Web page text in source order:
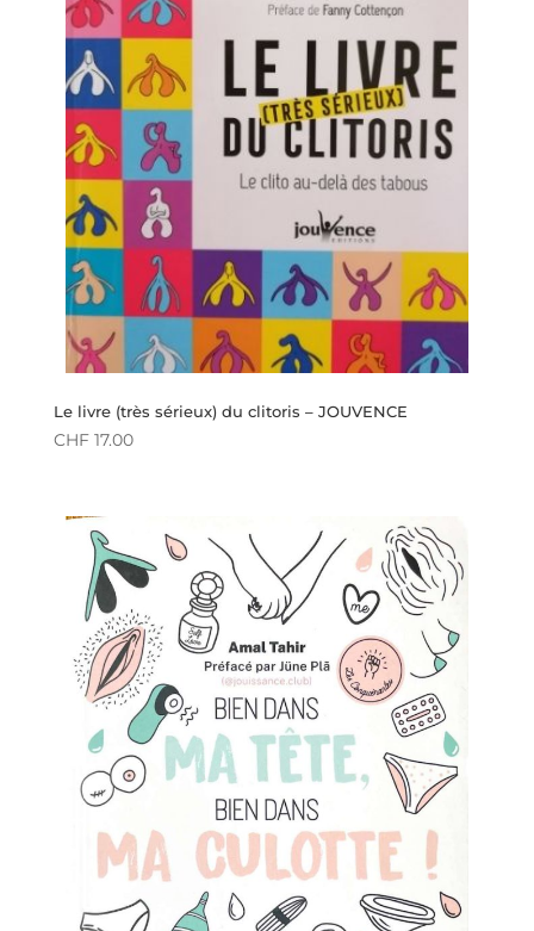
Le livre (très sérieux) du clitoris – JOUVENCE
CHF17.00